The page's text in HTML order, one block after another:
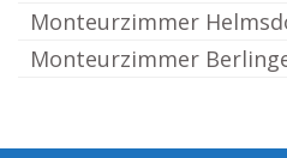
Monteurzimmer
Monteurzimmer